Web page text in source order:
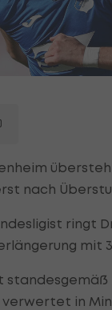
nach
ringt
mit
in